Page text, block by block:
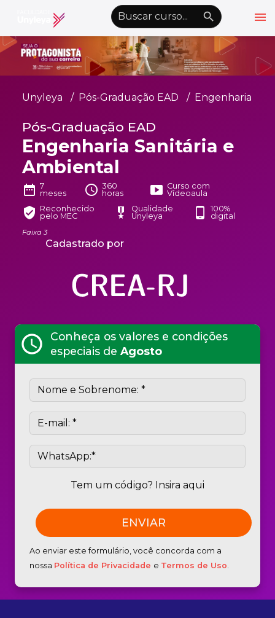
menu
emoji_objectsAlto Contraste nights_stay wb_sunny
Graduação EAD
Atualização Profissional
Conheça a Unyleya
Alianças Acadêmicas
Convênios
keyboard_arrow_down
UnyVantagens
Unyleya Pós-Graduação EAD Engenharia
Pós-Graduação EAD
Engenharia Sanitária e
Ambiental
date_range 7
meses
schedule 360
horas
smart_display Curso com
Vídeoaula
verified_user Reconhecido
pelo MEC
military_tech
Qualidade
Unyleya
phone_android
100%
digital
Faixa 3
Cadastrado por
schedule
Conheça os valores e condições
especiais de Agosto
Tem um código? Insira aqui
Ao enviar este formulário, você concorda com a
nossa Política de Privacidade e Termos de Uso.